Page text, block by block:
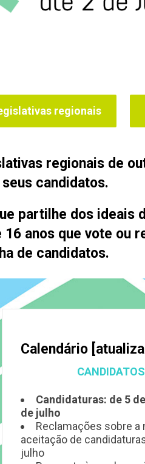
regionais
regionais de
candidatos.
partilhe dos ideais
anos que vote ou
de candidatos.
Calendário
CANDIDATOS
Candidaturas: de 5
de julho
Reclamações sobre a
aceitação de
julho